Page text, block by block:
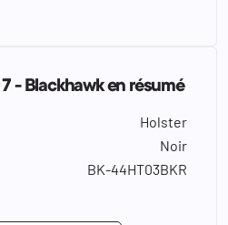
- Blackhawk en résumé
Holster
Noir
BK-44HT03BKR